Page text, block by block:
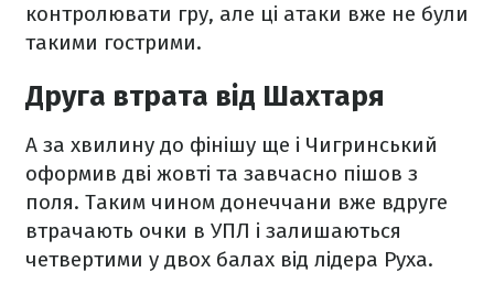
контролювати гру, але ці атаки вже не були
такими гострими.
Друга втрата від Шахтаря
А за хвилину до фінішу ще і Чигринський
оформив дві жовті та завчасно пішов з
поля. Таким чином донеччани вже вдруге
втрачають очки в УПЛ і залишаються
четвертими у двох балах від лідера Руха.